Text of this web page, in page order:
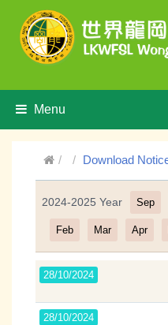
Menu
Download
2024-2025 Year Sep
Feb Mar Apr
28/10/2024
28/10/2024